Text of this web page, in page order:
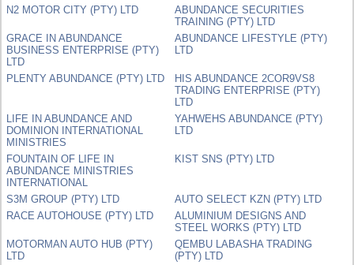
N2 MOTOR CITY (PTY) LTD
ABUNDANCE SECURITIES
TRAINING (PTY) LTD
GRACE IN ABUNDANCE
BUSINESS ENTERPRISE (PTY)
LTD
ABUNDANCE LIFESTYLE (PTY)
LTD
PLENTY ABUNDANCE (PTY) LTD
HIS ABUNDANCE 2COR9VS8
TRADING ENTERPRISE (PTY)
LTD
LIFE IN ABUNDANCE AND
DOMINION INTERNATIONAL
MINISTRIES
YAHWEHS ABUNDANCE (PTY)
LTD
FOUNTAIN OF LIFE IN
ABUNDANCE MINISTRIES
INTERNATIONAL
KIST SNS (PTY) LTD
S3M GROUP (PTY) LTD
AUTO SELECT KZN (PTY) LTD
RACE AUTOHOUSE (PTY) LTD
ALUMINIUM DESIGNS AND
STEEL WORKS (PTY) LTD
MOTORMAN AUTO HUB (PTY)
LTD
QEMBU LABASHA TRADING
(PTY) LTD